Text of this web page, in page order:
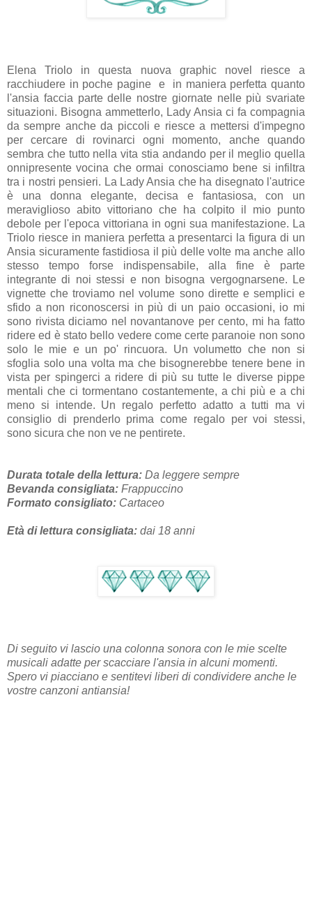
Elena Triolo in questa nuova graphic novel riesce a
racchiudere in poche pagine e in maniera perfetta quanto
l'ansia faccia parte delle nostre giornate nelle più svariate
situazioni. Bisogna ammetterlo, Lady Ansia ci fa compagnia
da sempre anche da piccoli e riesce a mettersi d'impegno
per cercare di rovinarci ogni momento, anche quando
sembra che tutto nella vita stia andando per il meglio quella
onnipresente vocina che ormai conosciamo bene si infiltra
tra i nostri pensieri. La Lady Ansia che ha disegnato l'autrice
è una donna elegante, decisa e fantasiosa, con un
meraviglioso abito vittoriano che ha colpito il mio punto
debole per l'epoca vittoriana in ogni sua manifestazione. La
Triolo riesce in maniera perfetta a presentarci la figura di un
Ansia sicuramente fastidiosa il più delle volte ma anche allo
stesso tempo forse indispensabile, alla fine è parte
integrante di noi stessi e non bisogna vergognarsene. Le
vignette che troviamo nel volume sono dirette e semplici e
sfido a non riconoscersi in più di un paio occasioni, io mi
sono rivista diciamo nel novantanove per cento, mi ha fatto
ridere ed è stato bello vedere come certe paranoie non sono
solo le mie e un po' rincuora. Un volumetto che non si
sfoglia solo una volta ma che bisognerebbe tenere bene in
vista per spingerci a ridere di più su tutte le diverse pippe
mentali che ci tormentano costantemente, a chi più e a chi
meno si intende. Un regalo perfetto adatto a tutti ma vi
consiglio di prenderlo prima come regalo per voi stessi,
sono sicura che non ve ne pentirete.
Durata totale della lettura: Da leggere sempre
Bevanda consigliata: Frappuccino
Formato consigliato: Cartaceo
Età di lettura consigliata: dai 18 anni
Di seguito vi lascio una colonna sonora con le mie scelte
musicali adatte per scacciare l'ansia in alcuni momenti.
Spero vi piacciano e sentitevi liberi di condividere anche le
vostre canzoni antiansia!